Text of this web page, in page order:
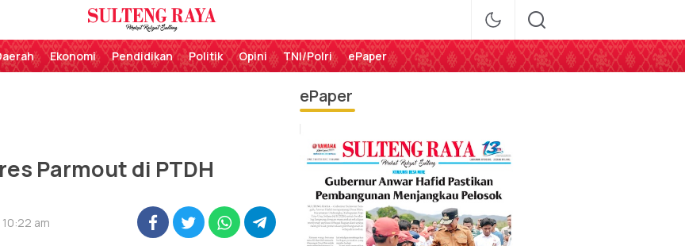
Sulteng Raya
Perekat Rakyat Sulteng
Ekonomi Pendidikan Politik Opini TNI/Polri ePaper
Parmout di PTDH
am
ePaper